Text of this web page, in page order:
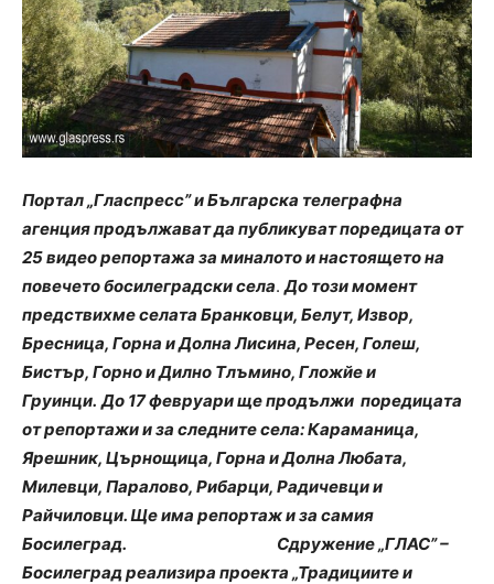
Портал „Гласпресс” и Българска телеграфна
агенция продължават да публикуват поредицата от
25 видео репортажа за миналото и настоящето на
повечето босилеградски села.До този момент
предствихме селата Бранковци, Белут, Извор,
Бресница, Горна и Долна Лисина, Ресен, Голеш,
Бистър, Горно и Дилно Тлъмино, Гложйе и
Груинци. До 17 февруари ще продължи поредицата
от репортажи и за следнитесела: Караманица,
Ярешник, Църнощица, Горна и Долна Любата,
Милевци, Паралово, Рибарци, Радичевци и
Райчиловци. Ще има репортаж и за самия
Босилеград.
Сдружение „ГЛАС” –
Босилеград реализира проекта „Традициите и